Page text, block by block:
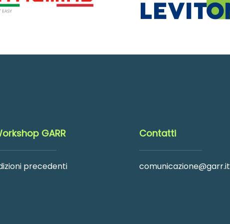
GARR
precedenti
Contatti
comunicazione@garr.it